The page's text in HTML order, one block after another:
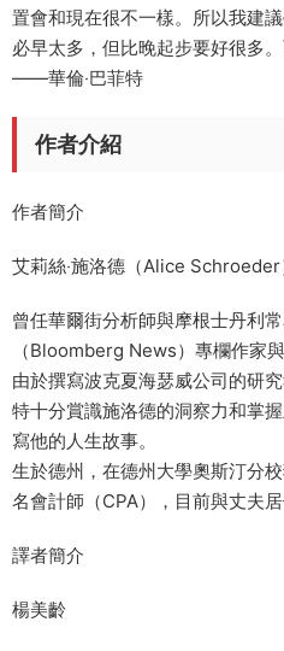
置會和現在很不一樣。所以我建
必早太多，但比晚起步要好很多
——華倫‧巴菲特
作者介紹
作者簡介
艾莉絲‧施洛德（Alice Schroeder
曾任華爾街分析師與摩根士丹利
（Bloomberg News）專欄作家
由於撰寫波克夏海瑟威公司的研
特十分賞識施洛德的洞察力和掌
寫他的人生故事。
生於德州，在德州大學奧斯汀分
名會計師（CPA），目前與丈夫
譯者簡介
楊美齡